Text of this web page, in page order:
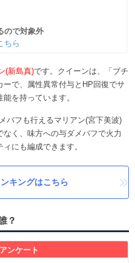
ので対象外
ちら
(新島真)です。クイーンは、「ブチ
で、属性異常付与とHP回復でサ
を持っています。
バフも行えるマリアン(宮下美波)
く、味方への与ダメバフで火力
にも編成できます。
キングはこちら
？
ンケート